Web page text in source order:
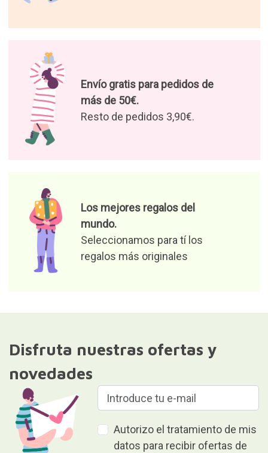
Envío gratis para pedidos de
más de 50€.
Resto de pedidos 3,90€.
Los mejores regalos del
mundo.
Seleccionamos para tí los
regalos más originales
Disfruta nuestras ofertas y
novedades
Autorizo el tratamiento de mis
datos para recibir ofertas de